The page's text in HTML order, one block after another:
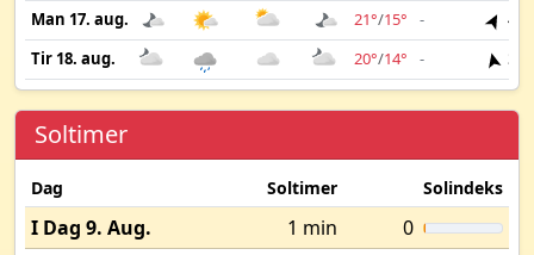
Man 17. aug.
21°/15° -
4
Tir 18. aug.
20°/14° - 3
Soltimer
Dag Soltimer Solindeks
I Dag 9. Aug. 1 min
0